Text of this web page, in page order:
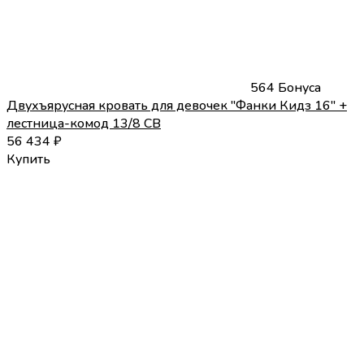
564 Бонуса
Двухъярусная кровать для девочек "Фанки Кидз 16" +
лестница-комод 13/8 СВ
56 434 ₽
Купить